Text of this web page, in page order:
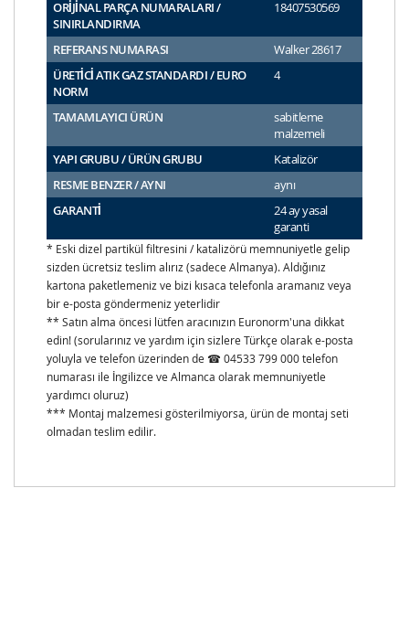
ORİJİNAL PARÇA NUMARALARI /
SINIRLANDIRMA
18407530569
REFERANS NUMARASI
Walker 28617
ÜRETİCİ ATIK GAZ STANDARDI / EURO
NORM
4
TAMAMLAYICI ÜRÜN
sabitleme
malzemeli
YAPI GRUBU / ÜRÜN GRUBU
Katalizör
RESME BENZER / AYNI
aynı
GARANTİ
24 ay yasal
garanti
* Eski dizel partikül filtresini / katalizörü memnuniyetle gelip
sizden ücretsiz teslim alırız (sadece Almanya). Aldığınız
kartona paketlemeniz ve bizi kısaca telefonla aramanız veya
bir e-posta göndermeniz yeterlidir
** Satın alma öncesi lütfen aracınızın Euronorm'una dikkat
edin! (sorularınız ve yardım için sizlere Türkçe olarak e-posta
yoluyla ve telefon üzerinden de ☎ 04533 799 000 telefon
numarası ile İngilizce ve Almanca olarak memnuniyetle
yardımcı oluruz)
*** Montaj malzemesi gösterilmiyorsa, ürün de montaj seti
olmadan teslim edilir.